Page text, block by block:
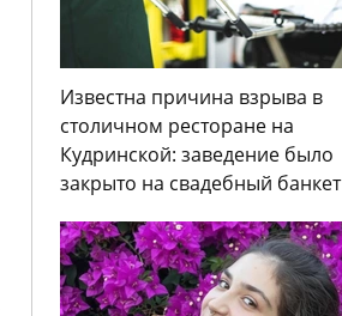
Известна причина взрыва в
столичном ресторане на
Кудринской: заведение было
закрыто на свадебный банкет